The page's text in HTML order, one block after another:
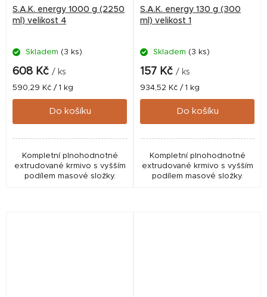
S.A.K. energy 1000 g (2250
ml) velikost 4
Skladem (3 ks)
608 Kč / ks
Měrná
cena:
590,29 Kč / 1 kg
Do košíku
Kompletní plnohodnotné
extrudované krmivo s vyšším
podílem masové složky.
S.A.K. energy 130 g (300
ml) velikost 1
Skladem (3 ks)
157 Kč / ks
Měrná
cena:
934,52 Kč / 1 kg
Do košíku
Kompletní plnohodnotné
extrudované krmivo s vyšším
podílem masové složky.